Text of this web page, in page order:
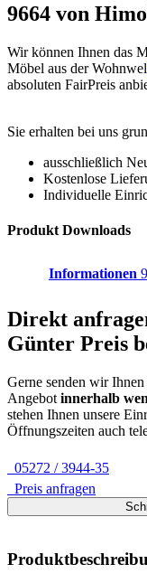
9664 von
Wir können Ihnen das
Möbel aus der
absoluten FairPreis
Sie erhalten bei uns
ausschließlich
Kostenlose
Individuelle
Produkt Downloads
Informationen
Direkt
Günter Preis
Gerne senden wir
Angebot innerhalb
stehen Ihnen unsere
Öffnungszeiten auch
05272 / 3944-35
Preis anfragen